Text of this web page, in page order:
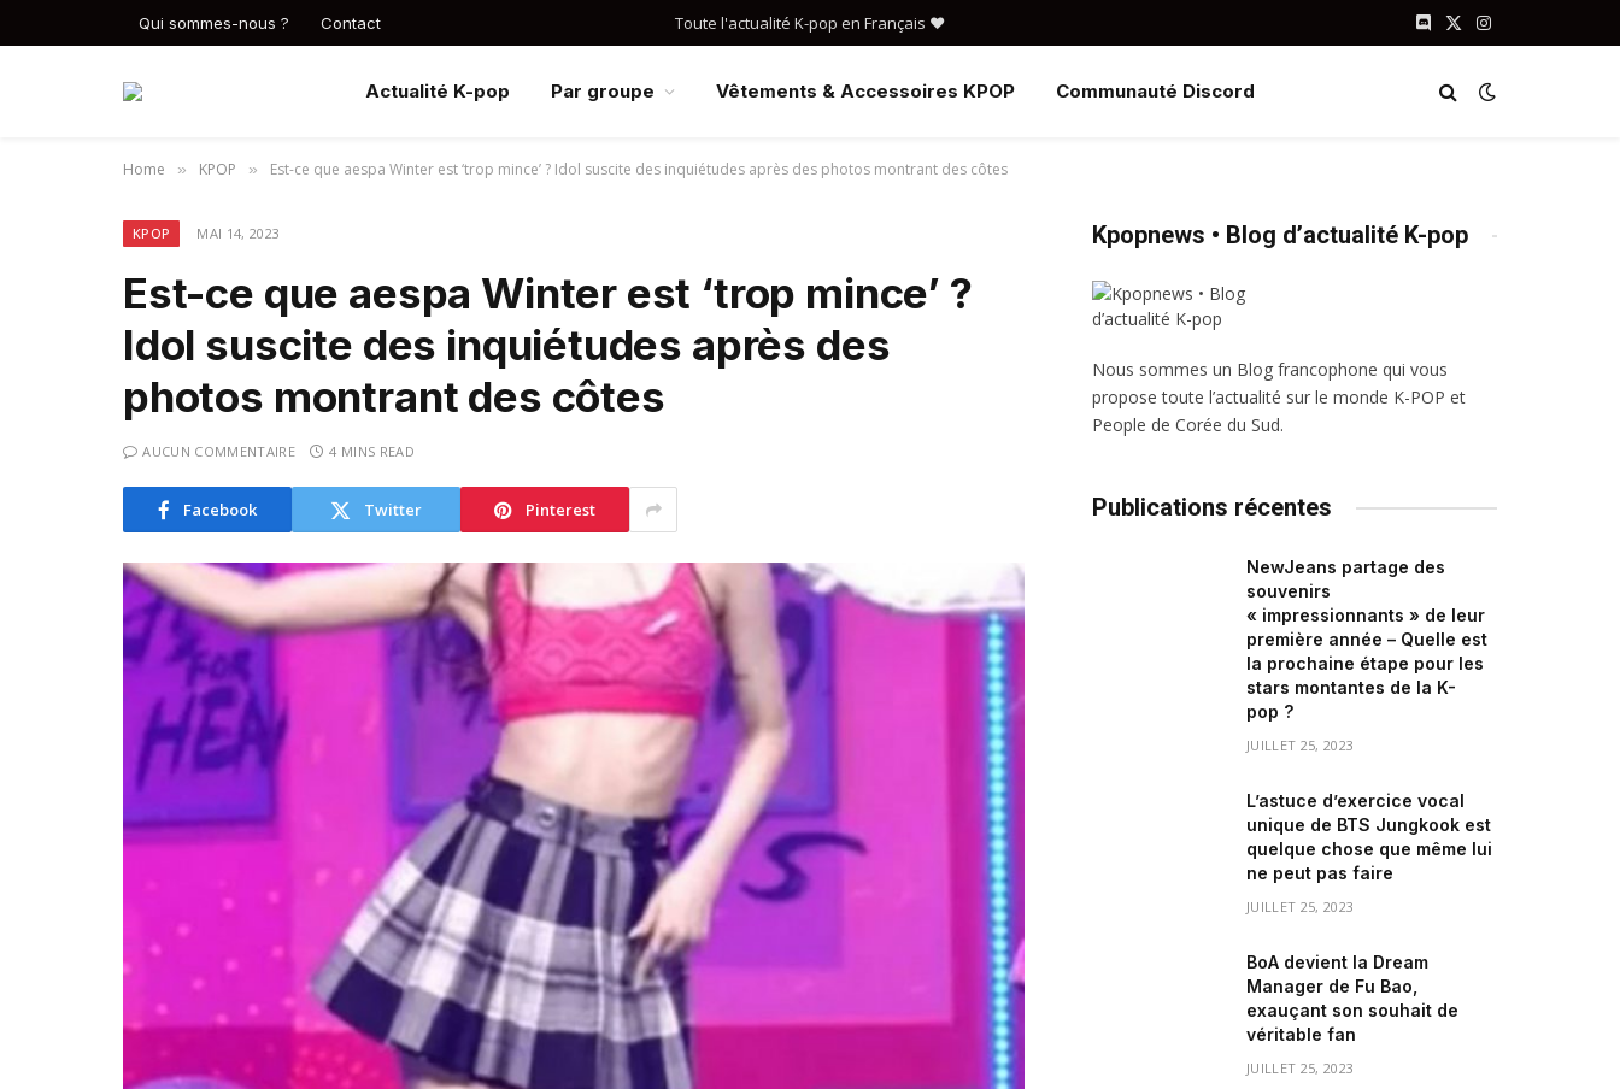
Qui sommes-nous ? Contact Toute l'actualité K-pop en Français ❤️ Discord
X
Instagram
Actualité K-pop Par groupe Vêtements & Accessoires KPOP Communauté Discord
Home » KPOP » Est-ce que aespa Winter est ‘trop mince’ ? Idol suscite des inquiétudes après des photos montrant des côtes
KPOP MAI 14, 2023
Est-ce que aespa Winter est ‘trop mince’ ?
Idol suscite des inquiétudes après des
photos montrant des côtes
AUCUN COMMENTAIRE 4 MINS READ
Facebook Twitter Pinterest
Kpopnews • Blog d’actualité K-pop
Nous sommes un Blog francophone qui vous
propose toute l’actualité sur le monde K-POP et
People de Corée du Sud.
Publications récentes
NewJeans partage des
souvenirs
« impressionnants » de leur
première année – Quelle est
la prochaine étape pour les
stars montantes de la K-
pop ?
JUILLET 25, 2023
L’astuce d’exercice vocal
unique de BTS Jungkook est
quelque chose que même lui
ne peut pas faire
JUILLET 25, 2023
BoA devient la Dream
Manager de Fu Bao,
exauçant son souhait de
véritable fan
JUILLET 25, 2023